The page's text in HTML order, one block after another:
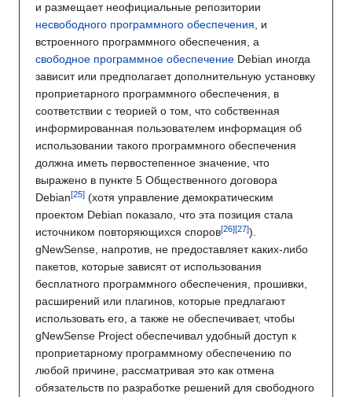
и размещает неофициальные репозитории
несвободного программного обеспечения, и
встроенного программного обеспечения, а
свободное программное обеспечение Debian иногда
зависит или предполагает дополнительную установку
проприетарного программного обеспечения, в
соответствии с теорией о том, что собственная
информированная пользователем информация об
использовании такого программного обеспечения
должна иметь первостепенное значение, что
выражено в пункте 5 Общественного договора
Debian
(хотя управление демократическим
проектом Debian показало, что эта позиция стала
источником повторяющихся споров
).
gNewSense, напротив, не предоставляет каких-либо
пакетов, которые зависят от использования
бесплатного программного обеспечения, прошивки,
расширений или плагинов, которые предлагают
использовать его, а также не обеспечивает, чтобы
gNewSense Project обеспечивал удобный доступ к
проприетарному программному обеспечению по
любой причине, рассматривая это как отмена
обязательств по разработке решений для свободного